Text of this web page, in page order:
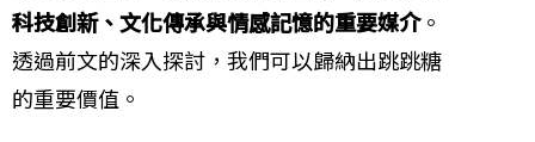
科技創新、文化傳承與情感記憶的重要媒介。
透過前文的深入探討，我們可以歸納出跳跳糖
的重要價值。